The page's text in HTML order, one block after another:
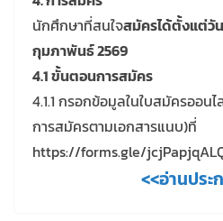
นักศึกษาที่สนใจสมัครได้ตั้งแต่วั
กุมภาพันธ์ 2569
4.1 ขั้นตอนการสมัคร
4.1.1 กรอกข้อมูลในใบสมัครออน
การสมัครตามเอกสารแนบ)ที่
https://forms.gle/
<<อ่านประ